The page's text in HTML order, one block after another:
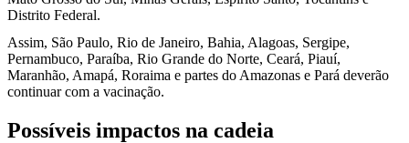
Distrito Federal.
Assim, São Paulo, Rio de Janeiro, Bahia, Alagoas, Sergipe,
Pernambuco, Paraíba, Rio Grande do Norte, Ceará, Piauí,
Maranhão, Amapá, Roraima e partes do Amazonas e Pará deverão
continuar com a vacinação.
Possíveis impactos na cadeia